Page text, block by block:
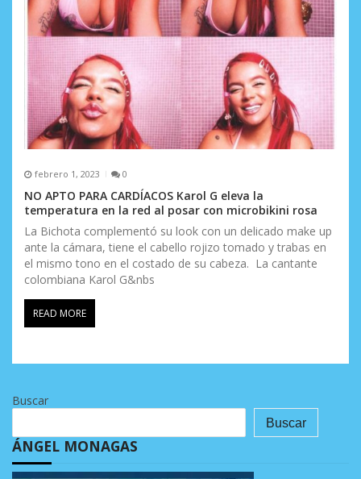
febrero 1, 2023 0
NO APTO PARA CARDÍACOS Karol G eleva la
temperatura en la red al posar con microbikini rosa
La Bichota complementó su look con un delicado make up
ante la cámara, tiene el cabello rojizo tomado y trabas en
el mismo tono en el costado de su cabeza. La cantante
colombiana Karol G&nbs
READ MORE
Buscar
Buscar
ÁNGEL MONAGAS